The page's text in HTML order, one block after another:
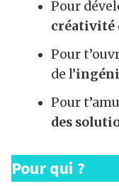
Pour
créativité
Pour
de l’
Pour
des
Pour qui ?